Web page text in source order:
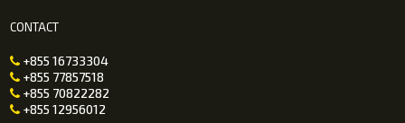
CONTACT
 +855 16733304
 +855 77857518
 +855 70822282
 +855 12956012